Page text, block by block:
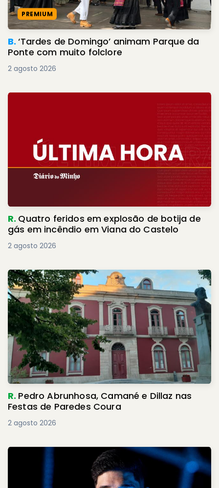
PREMIUM
B.‘Tardes de Domingo’ animam Parque da
Ponte com muito folclore
2 agosto 2026
R. Quatro feridos em explosão de botija de
gás em incêndio em Viana do Castelo
2 agosto 2026
R. Pedro Abrunhosa, Camané e Dillaz nas
Festas de Paredes Coura
2 agosto 2026